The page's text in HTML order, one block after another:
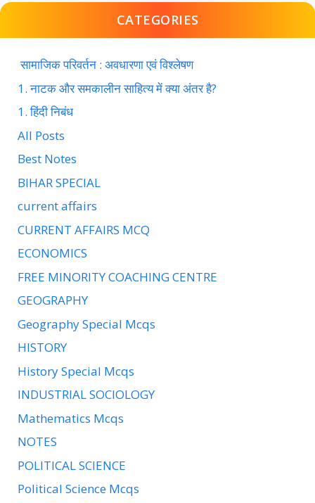
CATEGORIES
सामाजिक परिवर्तन : अवधारणा एवं विश्लेषण
1. नाटक और समकालीन साहित्य में क्या अंतर है?
1. हिंदी निबंध
All Posts
Best Notes
BIHAR SPECIAL
current affairs
CURRENT AFFAIRS MCQ
ECONOMICS
FREE MINORITY COACHING CENTRE
GEOGRAPHY
Geography Special Mcqs
HISTORY
History Special Mcqs
INDUSTRIAL SOCIOLOGY
Mathematics Mcqs
NOTES
POLITICAL SCIENCE
Political Science Mcqs